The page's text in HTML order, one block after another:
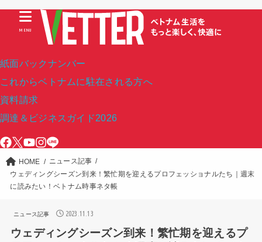
紙面バックナンバー
これからベトナムに駐在される方へ
資料請求
調達＆ビジネスガイド2026
MENU
HOME
ニュース記事
ウェディングシーズン到来！繁忙期を迎えるプロフェッショナルたち｜週末
に読みたい！ベトナム時事ネタ帳
ニュース記事 2023.11.13
ウェディングシーズン到来！繁忙期を迎えるプ